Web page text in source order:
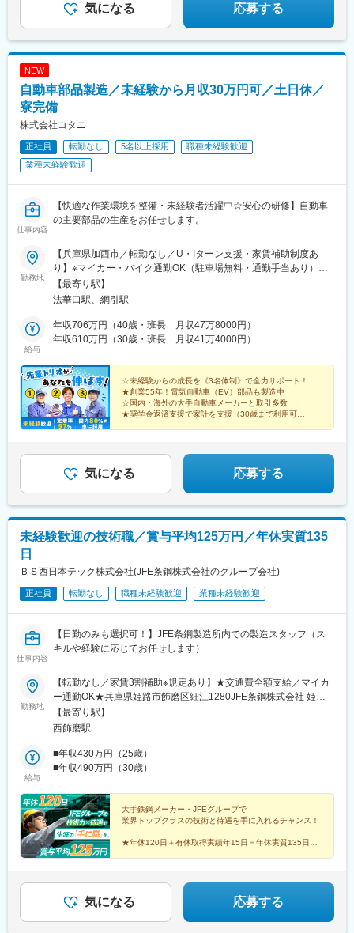
気になる 応募する
NEW
自動車部品製造／未経験から月収30万円可／土日休／
寮完備
株式会社コタニ
正社員 転勤なし 5名以上採用
職種未経験歓迎
業種未経験歓迎
仕事内容
【快適な作業環境を整備・未経験者活躍中☆安心の研修】自動車
の主要部品の生産をお任せします。
勤務地
【兵庫県加西市／転勤なし／U・Iターン支援・家賃補助制度あ
り】※マイカー・バイク通勤OK（駐車場無料・通勤手当あり）＼
ライフサポート／☆U・Iターン支援：U・I・Jターン家賃補助（最
大月3万円／入社後5年間）☆新婚家賃補助物件：シャーメゾンに
10分）■本社工場：兵庫県加西市中野町1665＜アクセス＞北条鉄
道北条線『法華口駅』より車で5分中国自動車道『加西IC』から車
『姫路駅』から車で約35分■加西南 第1工場：兵庫県加西市網引町
2001-50＜アクセス＞『網引駅』より車で5分■加西南 第2工場：
兵庫県加西市網引町2001-57＜アクセス＞『網引駅』より車で5分
※すべての工場が加西市にありますので、転居を伴う転勤は発生し
ません※受動喫煙対策：屋外に喫煙スペースあり
【最寄り駅】
法華口駅、網引駅
給与
年収706万円（40歳・班長 月収47万8000円）
年収610万円（30歳・班長 月収41万4000円）
☆未経験からの成長を《3名体制》で全力サポート！
★創業55年！電気自動車（EV）部品も製造中
☆国内・海外の大手自動車メーカーと取引多数
★奨学金返済支援で家計を支援（30歳まで利用可）
気になる 応募する
未経験歓迎の技術職／賞与平均125万円／年休実質135
日
ＢＳ西日本テック株式会社(JFE条鋼株式会社のグループ会社)
正社員 転勤なし 職種未経験歓迎 業種未経験歓迎
仕事内容
【日勤のみも選択可！】JFE条鋼製造所内での製造スタッフ（ス
キルや経験に応じてお任せします）
勤務地
【転勤なし／家賃3割補助※規定あり】★交通費全額支給／マイカ
ー通勤OK★兵庫県姫路市飾磨区細江1280JFE条鋼株式会社 姫路
製造所構内（姫路港近く）★車通勤OK（構内に駐車場あり）└通
勤交通費は距離に応じて、 当社基準で燃料代相当額を支給（上
通機関利用の場合姫路駅：神姫バス「姫路港」行き・「みなと
町」下車└通勤交通費は会社基準の通勤ルートで 定期券相当額
地内喫煙可能場所あり★U・Iターン歓迎
【最寄り駅】
西飾磨駅
給与
■年収430万円（25歳）
■年収490万円（30歳）
大手鉄鋼メーカー・JFEグループで
業界トップクラスの技術と待遇を手に入れるチャンス！
★年休120日＋有休取得実績年15日＝年休実質135日
★資格保有者には入社時一時金支給
気になる 応募する